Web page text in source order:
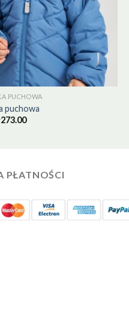
PUCHOWA
puchowa
273.00
PŁATNOŚCI